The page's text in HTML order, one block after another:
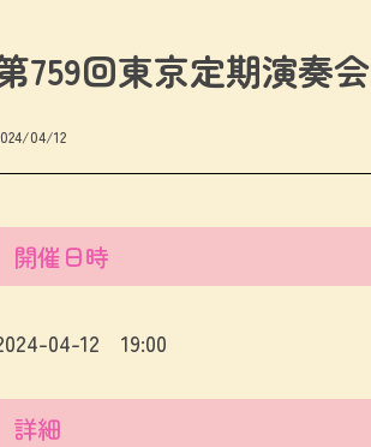
759回東京定期演奏会
04/12
開催日時
04-12 19:00
詳細